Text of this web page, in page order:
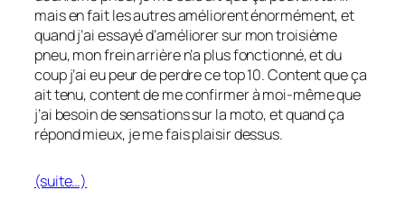
mais en fait les autres améliorent énormément, et
quand j’ai essayé d’améliorer sur mon troisième
pneu, mon frein arrière n’a plus fonctionné, et du
coup j’ai eu peur de perdre ce top 10. Content que ça
ait tenu, content de me confirmer à moi-même que
j’ai besoin de sensations sur la moto, et quand ça
répond mieux, je me fais plaisir dessus.
(suite…)